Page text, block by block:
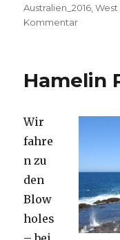
am
Australien_2016 ,West
Kommentarzu
Hamelin
Wir
fahre
n zu
den
Blow
holes